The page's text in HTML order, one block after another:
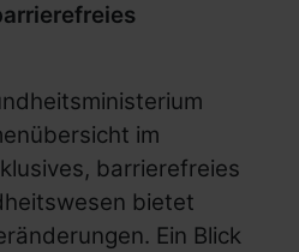
im
barrierefreies
bietet
Ein Blick